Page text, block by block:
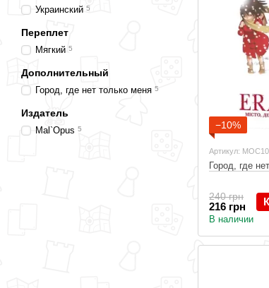
−10%
Артикул:
Город, где
240 грн
216 грн
В наличии
Украинский 5
Переплет
Мягкий 5
Дополнительный
Город, где нет только меня 5
Издатель
Mal`Opus 5